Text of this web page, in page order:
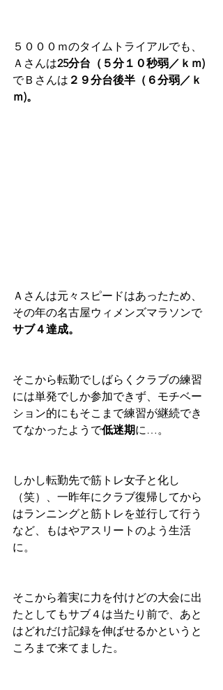
５０００ｍのタイムトライアルでも、
Ａさんは25分台（５分１０秒弱／ｋｍ)
でＢさんは ２９分台後半（６分弱／ｋ
ｍ)。
Ａさんは元々スピードはあったため、
その年の名古屋ウィメンズマラソンで
サブ４達成。
そこから転勤でしばらくクラブの練習
には単発でしか参加できず、モチベー
ション的にもそこまで練習が継続でき
てなかったようで低迷期に…。
しかし転勤先で筋トレ女子と化し
（笑）、一昨年にクラブ復帰してから
はランニングと筋トレを並行して行う
など、もはやアスリートのよう生活
に。
そこから着実に力を付けどの大会に出
たとしてもサブ４は当たり前で、あと
はどれだけ記録を伸ばせるかというと
ころまで来てました。